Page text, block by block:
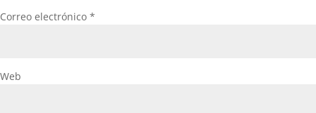
Correo electrónico *
Web